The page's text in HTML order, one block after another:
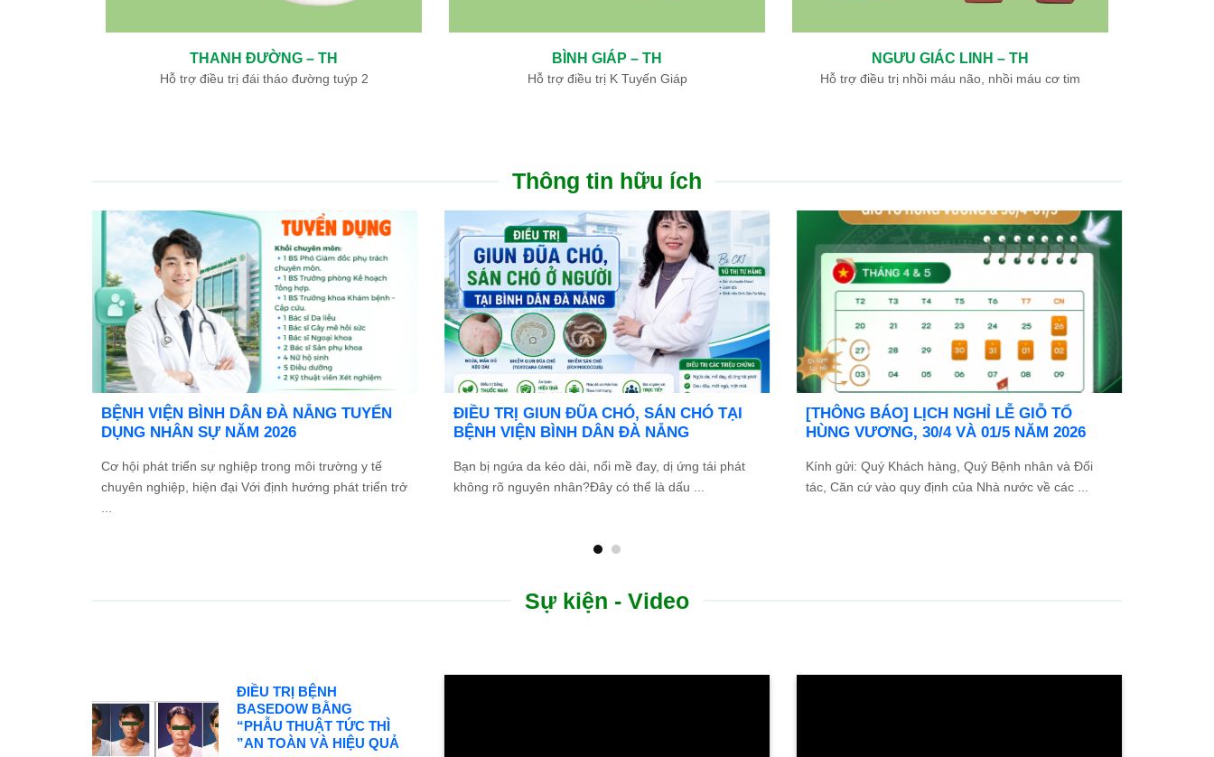
THANH ĐƯỜNG – TH
Hỗ trợ điều trị đái tháo đường tuýp 2
BÌNH GIÁP – TH
Hỗ trợ điều trị K Tuyến Giáp
NGƯU GIÁC LINH – TH
Hỗ trợ điều trị nhồi máu não, nhồi máu cơ tim
Thông tin hữu ích
Ưu đãi đặc biệt: Khám chữa bệnh áp dụng
BHYT
Trong tinh thần đồng hành cùng người dân vượt qua
khó khăn do thiên tai lũ lụt, Bệnh viện Bình Dân ...
Bệnh viện Bình Dân Đà Nẵng thông báo
tuyển dụng
Bệnh viện Bình Dân Đà Nẵng đang tìm kiếm những
ứng viên tài năng, nhiệt huyết để gia nhập đội ngũ ...
Danh sách người thực hành khám bệnh,
chữa bệnh
...
Sự kiện - Video
ĐIỀU TRỊ BỆNH
BASEDOW BẰNG
“PHẪU THUẬT TỨC THÌ
”AN TOÀN VÀ HIỆU QUẢ